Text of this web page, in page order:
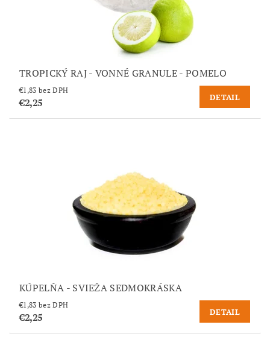
TROPICKÝ RAJ - VONNÉ GRANULE - POMELO
€1,83 bez DPH
€2,25 DETAIL
KÚPELŇA - SVIEŽA SEDMOKRÁSKA
€1,83 bez DPH
€2,25 DETAIL